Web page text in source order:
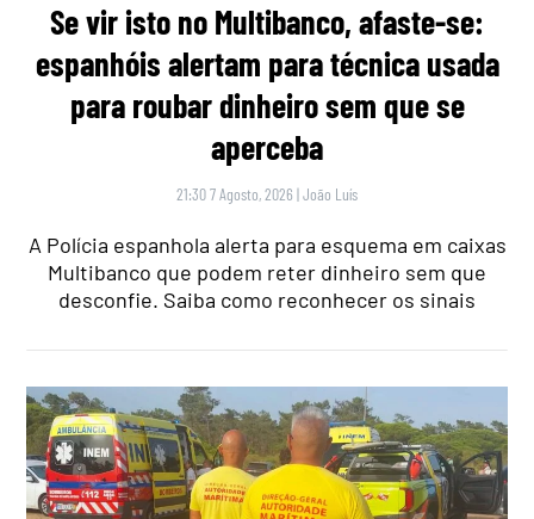
Se vir isto no Multibanco, afaste-se:
espanhóis alertam para técnica usada
para roubar dinheiro sem que se
aperceba
21:30 7 Agosto, 2026 |João Luís
A Polícia espanhola alerta para esquema em caixas
Multibanco que podem reter dinheiro sem que
desconfie. Saiba como reconhecer os sinais